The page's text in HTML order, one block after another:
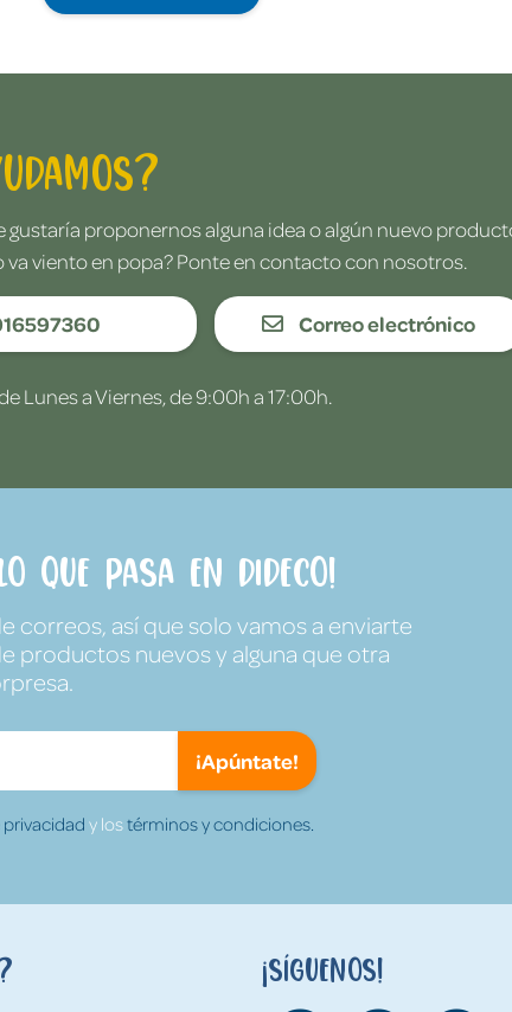
gustaría proponernos alguna idea o algún nuevo
viento en popa? Ponte en contacto con nosotros.
Correo electrónico
Lunes a Viernes, de 9:00h a 17:00h.
que pasa en Dideco!
correos, así que solo vamos a enviarte
productos nuevos y alguna que otra
¡Apúntate!
y lostérminos y condiciones.
¡Síguenos!